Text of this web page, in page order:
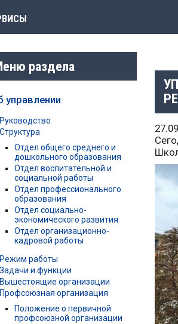
раздела
управлении
Руководство
Структура
Отдел общего среднего и
дошкольного образования
Отдел воспитательной и
социальной работы
Отдел профессионального
образования
Отдел социально-
экономического развития
Отдел организационно-
кадровой работы
Режим работы
Задачи и функции
Вышестоящие организации
Профсоюзная организация
Положение о первичной
профсоюзной организации